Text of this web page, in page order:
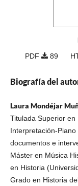
PDF 89
Biografía del
Laura Mondéjar
Titulada Superior
Interpretación-
documentos e
Máster en Música
en Historia
Grado en Historia